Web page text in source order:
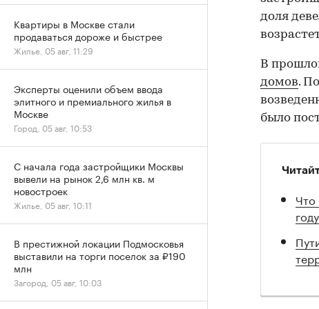
доля
В
домов.
было
Что
году
Квартиры в Москве стали
продаваться дороже и быстрее
Жилье, 05 авг, 11:29
Эксперты оценили объем ввода
элитного и премиального жилья в
Москве
Город, 05 авг, 10:53
С начала года застройщики Москвы
вывели на рынок 2,6 млн кв. м
новостроек
Жилье, 05 авг, 10:11
В престижной локации Подмосковья
выставили на торги поселок за ₽190
млн
Загород, 05 авг, 10:03